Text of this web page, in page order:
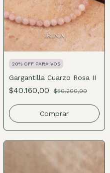
20% OFF PARA VOS
Gargantilla Cuarzo Rosa II
$40.160,00 $50.200,00
Comprar